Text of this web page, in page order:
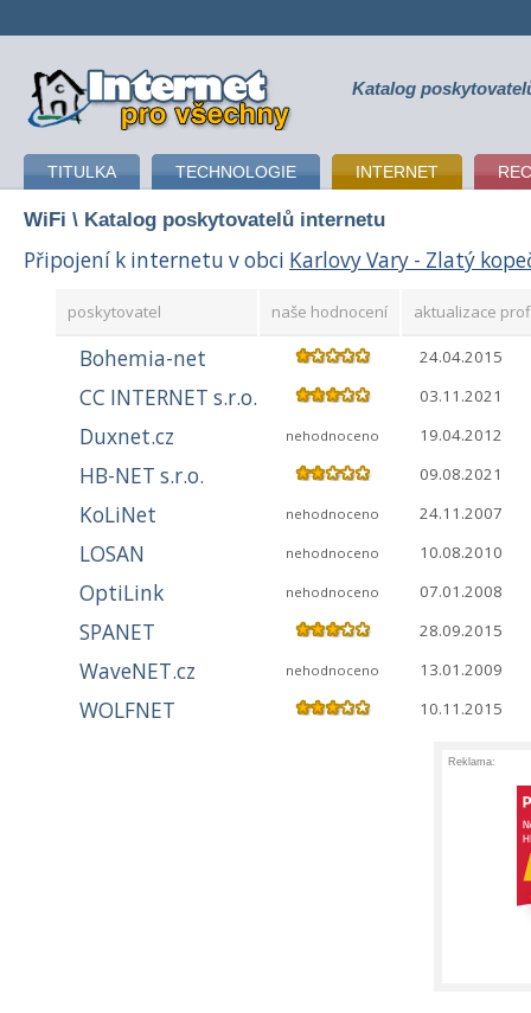
připojení k internetu Katalog
TITULKA TECHNOLOGIE INTERNET
WiFi \ Katalog poskytovatelů internetu
Připojení k internetu v obci Karlovy Vary - Zlatý
poskytovatel naše hodnocení aktualizace
Bohemia-net 24.04.2015
CC INTERNET s.r.o. 03.11.2021
Duxnet.cz nehodnoceno 19.04.2012
HB-NET s.r.o. 09.08.2021
KoLiNet nehodnoceno 24.11.2007
LOSAN nehodnoceno 10.08.2010
OptiLink nehodnoceno 07.01.2008
SPANET 28.09.2015
WaveNET.cz nehodnoceno 13.01.2009
WOLFNET 10.11.2015
Reklama: